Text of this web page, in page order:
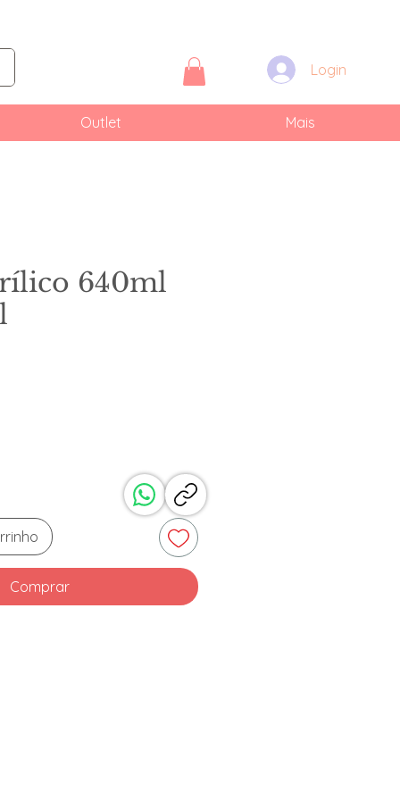
Login
Outlet Mais
640ml
Comprar